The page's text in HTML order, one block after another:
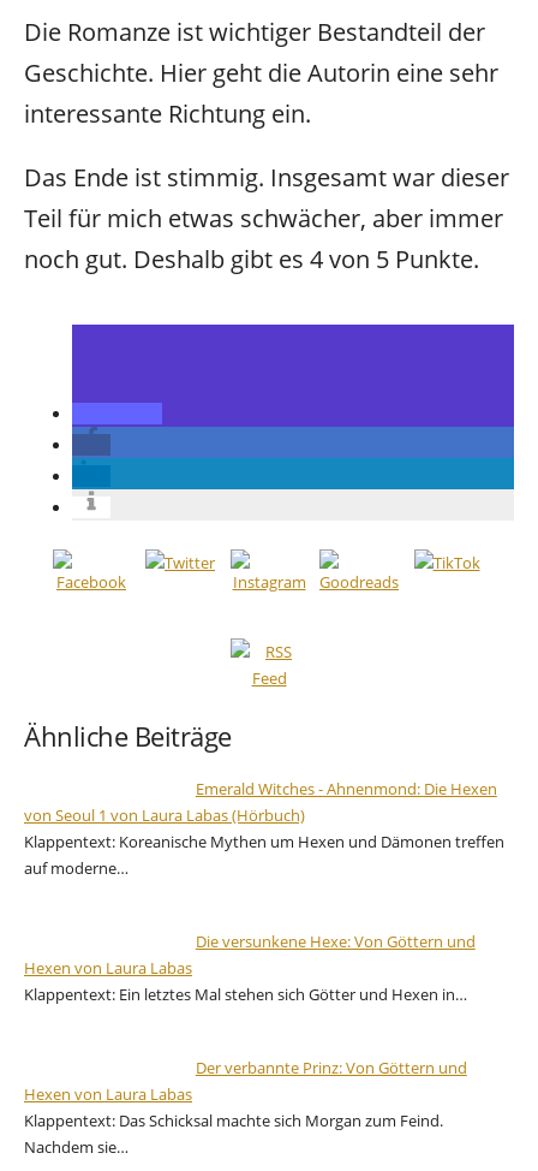
Die Romanze ist wichtiger Bestandteil der
Geschichte. Hier geht die Autorin eine sehr
interessante Richtung ein.
Das Ende ist stimmig. Insgesamt war dieser
Teil für mich etwas schwächer, aber immer
noch gut. Deshalb gibt es 4 von 5 Punkte.
Ähnliche Beiträge
Emerald Witches - Ahnenmond: Die Hexen
von Seoul 1 von Laura Labas (Hörbuch)
Klappentext: Koreanische Mythen um Hexen und Dämonen treffen
auf moderne…
Die versunkene Hexe: Von Göttern und
Hexen von Laura Labas
Klappentext: Ein letztes Mal stehen sich Götter und Hexen in…
Der verbannte Prinz: Von Göttern und
Hexen von Laura Labas
Klappentext: Das Schicksal machte sich Morgan zum Feind.
Nachdem sie…